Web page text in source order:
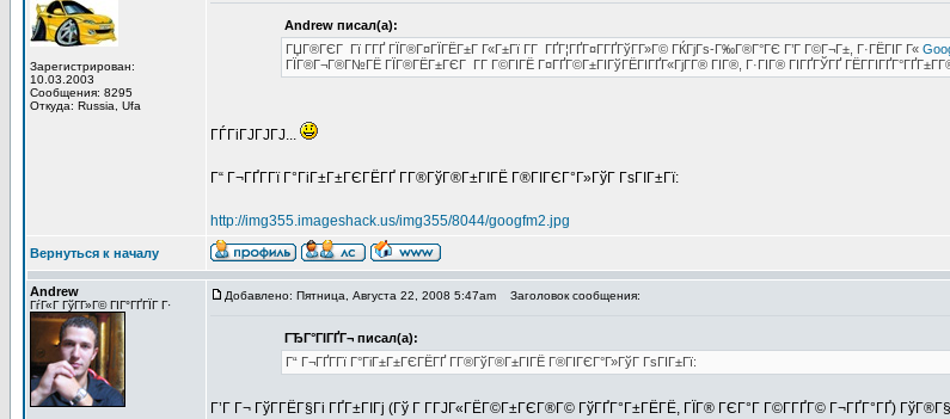
Зарегистрирован:
10.03.2003
Сообщения: 8295
Откуда: Russia, Ufa
Andrew писал(а):
ГЏГ®ГЄГ Гї Г­ГҐ ГЇГ®Г¤ГЇГЁГ±Г Г«Г±Гї Г­Г ГҐГ¦ГҐГ¤Г­ГҐГўГ­Г»Г© ГЌГјГѕ-Г‰Г®Г°ГЄ Г’Г Г©Г¬Г±, Г·ГЁГІГ Г«
ГЇГ®Г¬Г®Г№ГЁ ГЇГ®ГЁГ±ГЄГ Г­Г Г©ГІГЁ Г¤ГҐГ©Г±ГІГўГЁГІГҐГ«ГјГ­Г® ГІГ®, Г·ГІГ® ГІГҐГЎГҐ
ГЃГіГЈГЈГЈ...
Г“ Г¬ГҐГ­Гї Г°ГіГ±Г±ГЄГЁГҐ Г­Г®ГўГ®Г±ГІГЁ Г®ГІГЄГ°Г»ГўГ ГѕГІГ±Гї:
http://img355.imageshack.us/img355/8044/googfm2.jpg
Вернуться к началу
Andrew
ГѓГ«Г ГўГ­Г»Г© ГІГ°ГҐГЇГ Г·
Добавлено: Пятница, Августа 22, 2008 5:47am Заголовок сообщения:
ГЂГ°ГІГҐГ¬ писал(а):
Г“ Г¬ГҐГ­Гї Г°ГіГ±Г±ГЄГЁГҐ Г­Г®ГўГ®Г±ГІГЁ Г®ГІГЄГ°Г»ГўГ ГѕГІГ±Гї:
Г’Г Г¬ ГўГ­ГЁГ§Гі ГҐГ±ГІГј (Гў Г Г­ГЈГ«ГЁГ©Г±ГЄГ®Г© ГўГҐГ°Г±ГЁГЁ, ГЇГ® ГЄГ°Г Г©Г­ГҐГ© Г¬ГҐГ°ГҐ)